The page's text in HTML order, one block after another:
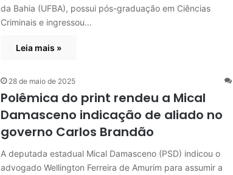
da Bahia (UFBA), possui pós-graduação em Ciências
Criminais e ingressou…
Leia mais »
28 de maio de 2025
Polêmica do print rendeu a Mical
Damasceno indicação de aliado no
governo Carlos Brandão
A deputada estadual Mical Damasceno (PSD) indicou o
advogado Wellington Ferreira de Amurim para assumir a